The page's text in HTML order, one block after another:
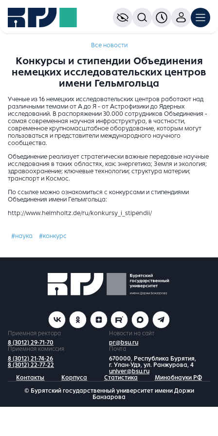
Все новости
Конкурсы и стипендии Объединения
немецких исследовательских центров
имени Гельмгольца
Ученые из 16 немецких исследовательских центров работают над
различными темами от А до Я - от Астрофизики до Ядерных
исследований. В распоряжении 30.000 сотрудников Объединения -
самая современная научная инфраструктура, в частности,
современное крупномасштабное оборудование, которым могут
пользоваться и представители международного научного
сообщества.
Объединение реализует стратегически важные передовые научные
исследования в таких областях, как: энергетика; Земля и экология;
здравоохранение; ключевые технологии; структура материи;
транспорт и Космос.
По ссылке можно ознакомиться с конкурсами и стипендиями
Объединения имени Гельмгольца:
http://www.helmholtz.de/ru/konkursy_i_stipendii/
#наука #конкурс
Приемная ректора
8 (3012) 29-71-70
Новости на сайт
pr@bsu.ru
Приемная комиссия
8 (3012) 21-74-26
8 (3012) 22-77-22
Почта
670000, Республика Бурятия,
г. Улан-Удэ, ул. Ранжурова, 4
univer@bsu.ru
Контакты
Корпуса Статистика Минобнауки РФ
© Бурятский государственный университет имени Доржи
Банзарова